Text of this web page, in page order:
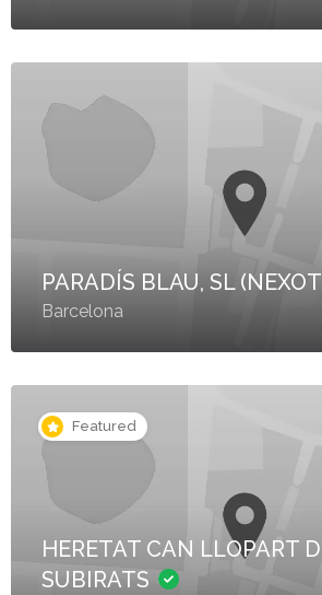
PARADÍS BLAU, SL
Barcelona
Featured
HERETAT CAN LLOPART
SUBIRATS